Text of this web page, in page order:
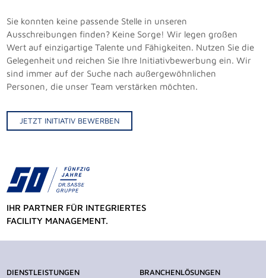
Sie konnten keine passende Stelle in unseren
Ausschreibungen finden? Keine Sorge! Wir legen großen
Wert auf einzigartige Talente und Fähigkeiten. Nutzen Sie die
Gelegenheit und reichen Sie Ihre Initiativbewerbung ein. Wir
sind immer auf der Suche nach außergewöhnlichen
Personen, die unser Team verstärken möchten.
JETZT INITIATIV BEWERBEN
IHR PARTNER FÜR INTEGRIERTES
FACILITY MANAGEMENT.
DIENSTLEISTUNGEN
BRANCHENLÖSUNGEN